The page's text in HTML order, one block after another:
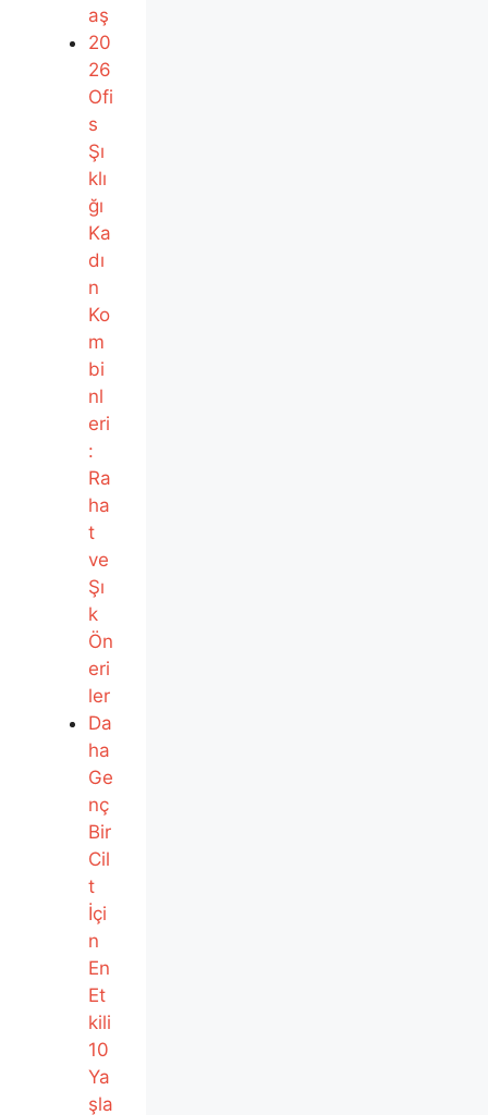
aş
20
26
Ofi
s
Şı
klı
ğı
Ka
dı
n
Ko
m
bi
nl
eri
:
Ra
ha
t
ve
Şı
k
Ön
eri
ler
Da
ha
Ge
nç
Bir
Cil
t
İçi
n
En
Et
kili
10
Ya
şla